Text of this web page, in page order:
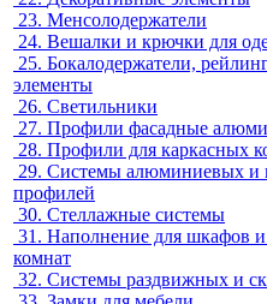
23. Менсолодержатели
24. Вешалки и крючки для
25. Бокалодержатели,
элементы
26. Светильники
27. Профили фасадные
28. Профили для каркасных
29. Системы алюминиевых и
профилей
30. Стеллажные системы
31. Наполнение для шкафов
комнат
32. Системы раздвижных и